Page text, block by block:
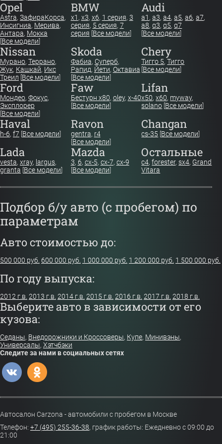
Opel
Astra, ЗафираКорса,
Инсигниа, Мерива,
Антара, Мокка
[Все модели]
BMW
x1 , x3, x6, 1 серия, 3
серия, 5 серия, 7
серия [Все модели]
Audi
a1 ,a3,a4,a5,a6,a7,
a8,q3,q5,q7
[Все модели]
Nissan
Мурано, Террано,
Жук, Кашкай, Икс
Треил [Все модели]
Skoda
Фабиа, Суперб,
Рапид, Йети, Октавиа
[Все модели]
Chery
Тигго 5,Тигго
[Все модели]
Ford
Мондео, Фокус,
Эксплорер
[Все модели]
Faw
Бестурн х80, oley, x-40
[Все модели]
Lifan
x50,x60, myway,
solano [Все модели]
Haval
h-6, f7 [Все модели]
Ravon
gentra, r4
[Все модели]
Changan
cs-35 [Все модели]
Lada
vesta, xray, largus,
granta [Все модели]
Mazda
3, 6, cx-5, cx-7, cx-9
[Все модели]
Остальные
c4,forester,sx4, Grand
Vitara
Подбор б/у авто (с пробегом) по
параметрам
Авто стоимостью до:
500 000 руб. 600 000 руб. 1 000 000 руб. 1 200 000 руб. 1 500 000 руб.
По году выпуска:
2012 г.в. 2013 г.в. 2014 г.в. 2015 г.в. 2016 г.в. 2017 г.в. 2018 г.в.
Выберите авто в зависимости от его
кузова:
Седаны, Внедорожники и Кроссоверы, Купе, Минивэны,
Универсалы, Хэтчбэки
Следите за нами в социальных сетях
Автосалон Carzona - автомобили с пробегом в Москве
Телефон: +7 (495) 255-36-38, график работы: Ежедневно с 09:00 до
21:00